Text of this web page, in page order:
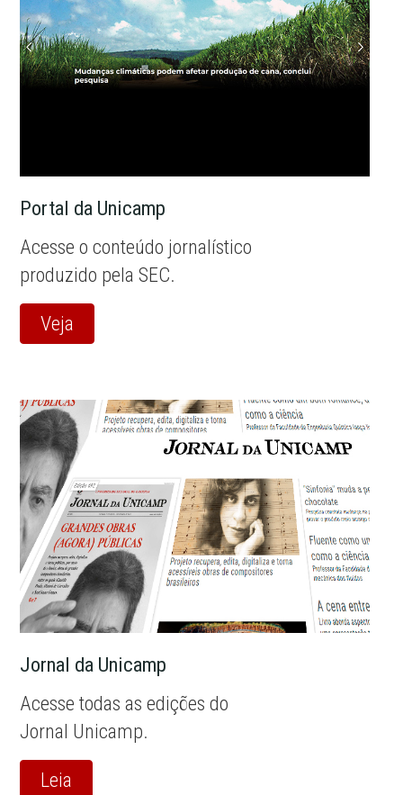
Portal da Unicamp
Acesse o conteúdo jornalístico
produzido pela SEC.
Veja
Jornal da Unicamp
Acesse todas as edições do
Jornal Unicamp.
Leia